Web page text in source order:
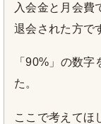
入会金と月会費
退会された方で
「90%」の数
た。
ここで考えてほ